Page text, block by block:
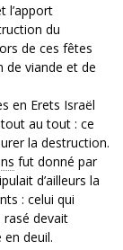
l’apport
du
de ces fêtes
de viande et de
en Erets Israël
au tout : ce
la destruction.
fut donné par
d’ailleurs la
: celui qui
rasé devait
deuil.